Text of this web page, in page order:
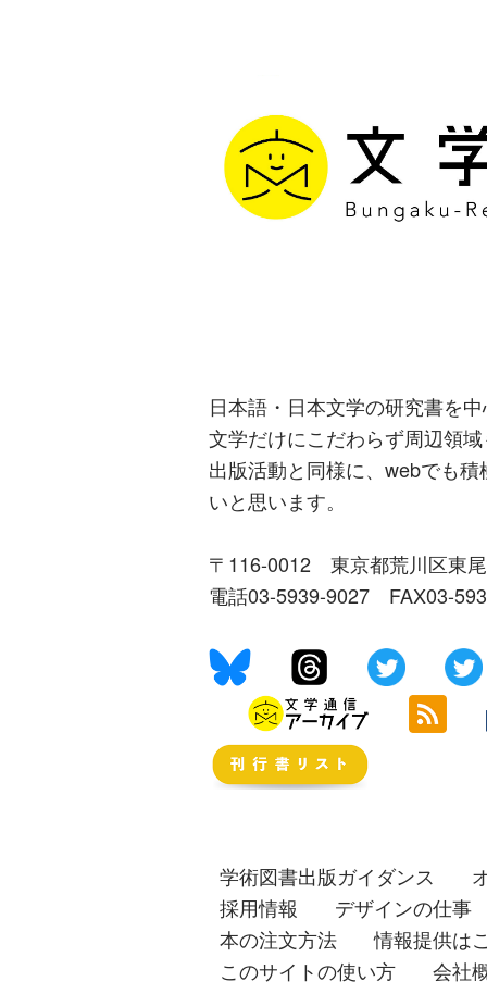
日本語・日本文学の研究書を
文学だけにこだわらず周辺領
出版活動と同様に、webでも
いと思います。
〒116-0012 東京都荒川区東
電話03-5939-9027 FAX03-
学術図書出版ガイダンス
採用情報
デザインの仕事
本の注文方法
情報提供は
このサイトの使い方
会社